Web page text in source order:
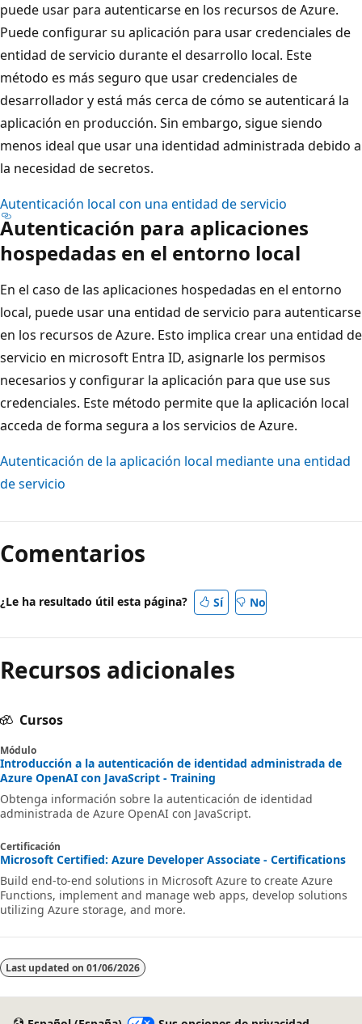
puede usar para autenticarse en los recursos de Azure.
Puede configurar su aplicación para usar credenciales de
entidad de servicio durante el desarrollo local. Este
método es más seguro que usar credenciales de
desarrollador y está más cerca de cómo se autenticará la
aplicación en producción. Sin embargo, sigue siendo
menos ideal que usar una identidad administrada debido a
la necesidad de secretos.
Autenticación local con una entidad de servicio
Autenticación para aplicaciones
hospedadas en el entorno local
En el caso de las aplicaciones hospedadas en el entorno
local, puede usar una entidad de servicio para autenticarse
en los recursos de Azure. Esto implica crear una entidad de
servicio en microsoft Entra ID, asignarle los permisos
necesarios y configurar la aplicación para que use sus
credenciales. Este método permite que la aplicación local
acceda de forma segura a los servicios de Azure.
Autenticación de la aplicación local mediante una entidad
de servicio
Comentarios
¿Le ha resultado útil esta página? Sí No
Recursos adicionales
Cursos
Módulo
Introducción a la autenticación de identidad administrada de
Azure OpenAI con JavaScript - Training
Obtenga información sobre la autenticación de identidad
administrada de Azure OpenAI con JavaScript.
Certificación
Microsoft Certified: Azure Developer Associate - Certifications
Build end-to-end solutions in Microsoft Azure to create Azure
Functions, implement and manage web apps, develop solutions
utilizing Azure storage, and more.
Last updated on 01/06/2026